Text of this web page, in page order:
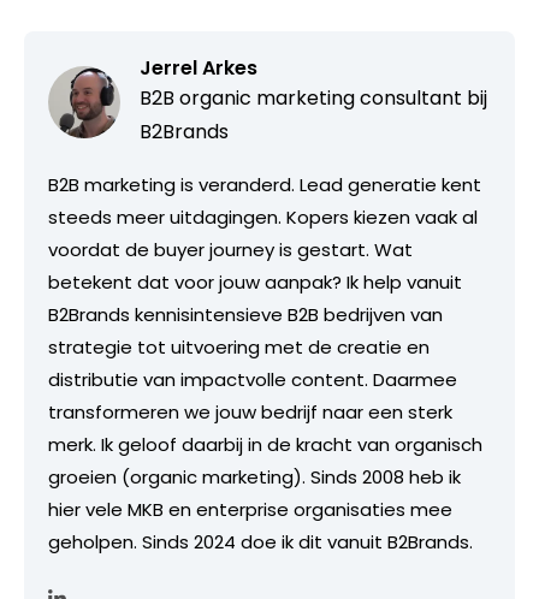
Jerrel Arkes
B2B organic marketing consultant bij
B2Brands
B2B marketing is veranderd. Lead generatie kent
steeds meer uitdagingen. Kopers kiezen vaak al
voordat de buyer journey is gestart. Wat
betekent dat voor jouw aanpak? Ik help vanuit
B2Brands kennisintensieve B2B bedrijven van
strategie tot uitvoering met de creatie en
distributie van impactvolle content. Daarmee
transformeren we jouw bedrijf naar een sterk
merk. Ik geloof daarbij in de kracht van organisch
groeien (organic marketing). Sinds 2008 heb ik
hier vele MKB en enterprise organisaties mee
geholpen. Sinds 2024 doe ik dit vanuit B2Brands.